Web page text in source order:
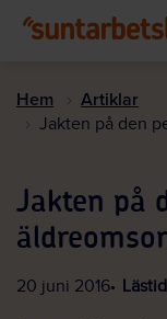
Hem Artiklar
Jakten på den
Jakten på
20 juni 2016